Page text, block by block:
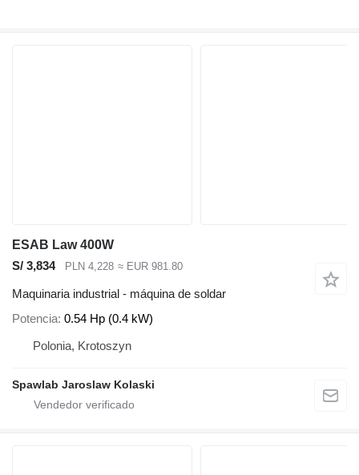
ESAB Law 400W
S/ 3,834
PLN 4,228 ≈ EUR 981.80
Maquinaria industrial - máquina de soldar
Potencia 0.54 Hp (0.4 kW)
Polonia, Krotoszyn
Spawlab Jaroslaw Kolaski